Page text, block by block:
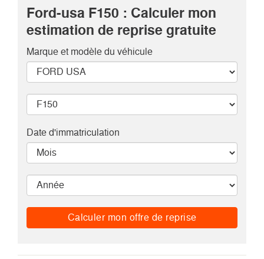
Ford-usa F150 : Calculer mon
estimation de reprise gratuite
Marque et modèle du véhicule
Date d'immatriculation
Calculer mon offre de reprise